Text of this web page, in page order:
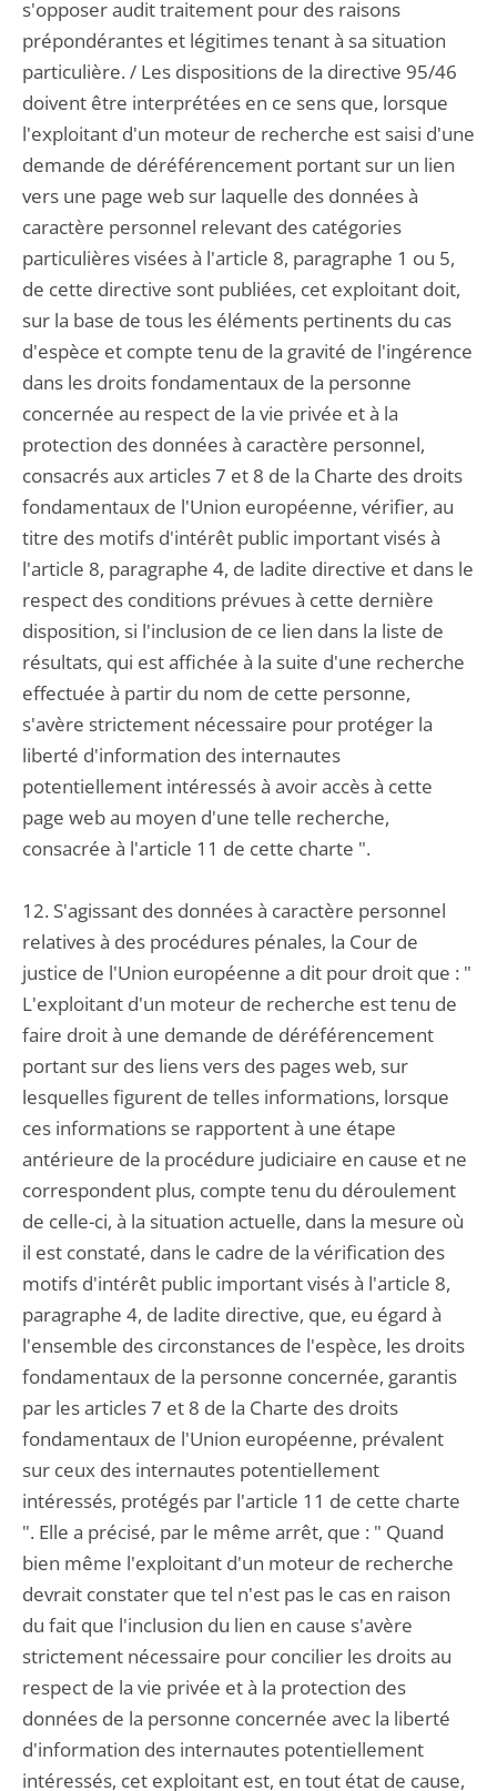
s'opposer audit traitement pour des raisons
prépondérantes et légitimes tenant à sa situation
particulière. / Les dispositions de la directive 95/46
doivent être interprétées en ce sens que, lorsque
l'exploitant d'un moteur de recherche est saisi d'une
demande de déréférencement portant sur un lien
vers une page web sur laquelle des données à
caractère personnel relevant des catégories
particulières visées à l'article 8, paragraphe 1 ou 5,
de cette directive sont publiées, cet exploitant doit,
sur la base de tous les éléments pertinents du cas
d'espèce et compte tenu de la gravité de l'ingérence
dans les droits fondamentaux de la personne
concernée au respect de la vie privée et à la
protection des données à caractère personnel,
consacrés aux articles 7 et 8 de la Charte des droits
fondamentaux de l'Union européenne, vérifier, au
titre des motifs d'intérêt public important visés à
l'article 8, paragraphe 4, de ladite directive et dans le
respect des conditions prévues à cette dernière
disposition, si l'inclusion de ce lien dans la liste de
résultats, qui est affichée à la suite d'une recherche
effectuée à partir du nom de cette personne,
s'avère strictement nécessaire pour protéger la
liberté d'information des internautes
potentiellement intéressés à avoir accès à cette
page web au moyen d'une telle recherche,
consacrée à l'article 11 de cette charte ".
12. S'agissant des données à caractère personnel
relatives à des procédures pénales, la Cour de
justice de l'Union européenne a dit pour droit que : "
L'exploitant d'un moteur de recherche est tenu de
faire droit à une demande de déréférencement
portant sur des liens vers des pages web, sur
lesquelles figurent de telles informations, lorsque
ces informations se rapportent à une étape
antérieure de la procédure judiciaire en cause et ne
correspondent plus, compte tenu du déroulement
de celle-ci, à la situation actuelle, dans la mesure où
il est constaté, dans le cadre de la vérification des
motifs d'intérêt public important visés à l'article 8,
paragraphe 4, de ladite directive, que, eu égard à
l'ensemble des circonstances de l'espèce, les droits
fondamentaux de la personne concernée, garantis
par les articles 7 et 8 de la Charte des droits
fondamentaux de l'Union européenne, prévalent
sur ceux des internautes potentiellement
intéressés, protégés par l'article 11 de cette charte
". Elle a précisé, par le même arrêt, que : " Quand
bien même l'exploitant d'un moteur de recherche
devrait constater que tel n'est pas le cas en raison
du fait que l'inclusion du lien en cause s'avère
strictement nécessaire pour concilier les droits au
respect de la vie privée et à la protection des
données de la personne concernée avec la liberté
d'information des internautes potentiellement
intéressés, cet exploitant est, en tout état de cause,